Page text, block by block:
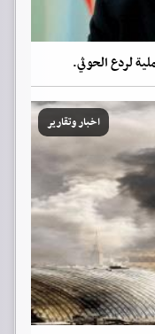
لردع الحوثي.
اخبار وتقارير